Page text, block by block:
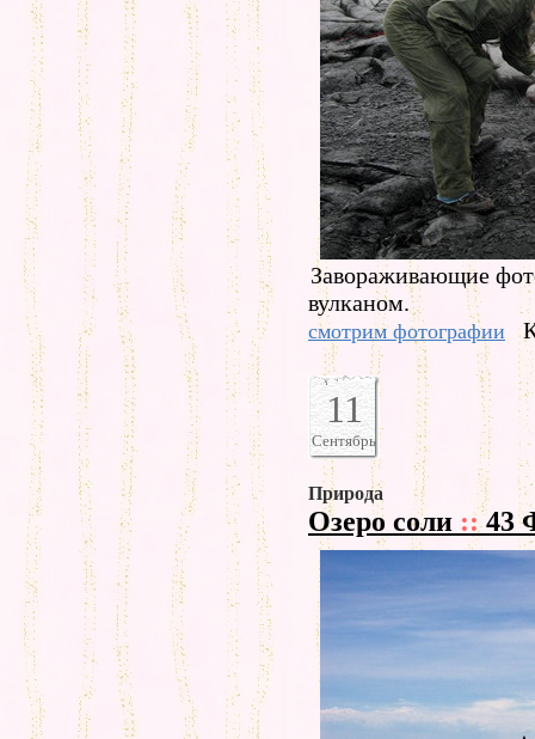
Завораживающие
вулканом.
смотрим фотографии
11
Сентябрь
Природа
Озеро соли ::43